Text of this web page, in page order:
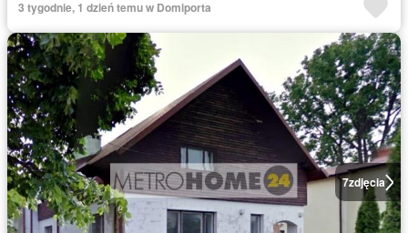
3 tygodnie, 1 dzień temu w Domiporta
7zdjęcia